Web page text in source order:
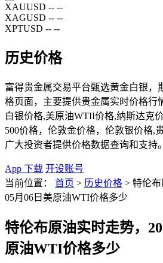
XAUUSD -- --
XAGUSD -- --
XPTUSD -- --
历史价格
富得贵金属交易平台甄选黄金白银，
格页面，主要提供贵金属实时价格行
白银价格,美原油WTII价格,纳斯达克
500价格，伦敦金价格，伦敦银价格,
广大投资者提供价格数据查询和支持。
App 下载 开设账号
当前位置：
首页 > 历史价格 > 特伦布
05月06日美原油WTI价格多少
特伦布原油实时走势，
原油WTI价格多少